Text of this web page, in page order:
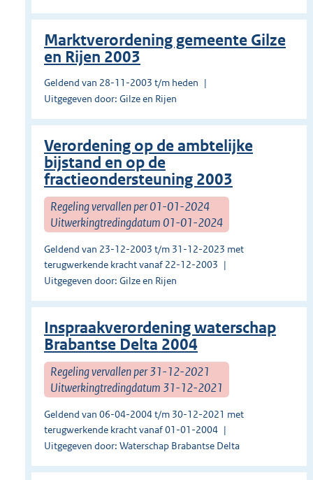
Marktverordening gemeente Gilze
en Rijen 2003
Geldend van 28-11-2003 t/m heden
Uitgegeven door: Gilze en Rijen
Verordening op de ambtelijke
bijstand en op de
fractieondersteuning 2003
Regeling vervallen per 01-01-2024
Uitwerkingtredingdatum 01-01-2024
Geldend van 23-12-2003 t/m 31-12-2023 met
terugwerkende kracht vanaf 22-12-2003
Uitgegeven door: Gilze en Rijen
Inspraakverordening waterschap
Brabantse Delta 2004
Regeling vervallen per 31-12-2021
Uitwerkingtredingdatum 31-12-2021
Geldend van 06-04-2004 t/m 30-12-2021 met
terugwerkende kracht vanaf 01-01-2004
Uitgegeven door: Waterschap Brabantse Delta